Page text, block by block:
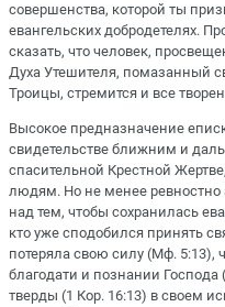
совершенства, которой ты
евангельских добродетелях.
сказать, что человек,
Духа Утешителя, помазанный
Троицы, стремится и все
Высокое предназначение
свидетельстве ближним и
спасительной Крестной
людям. Но не менее ревностно
над тем, чтобы сохранилась
кто уже сподобился принять
потеряла свою силу (Мф. 5:13),
благодати и познании
тверды (1 Кор. 16:13) в своем